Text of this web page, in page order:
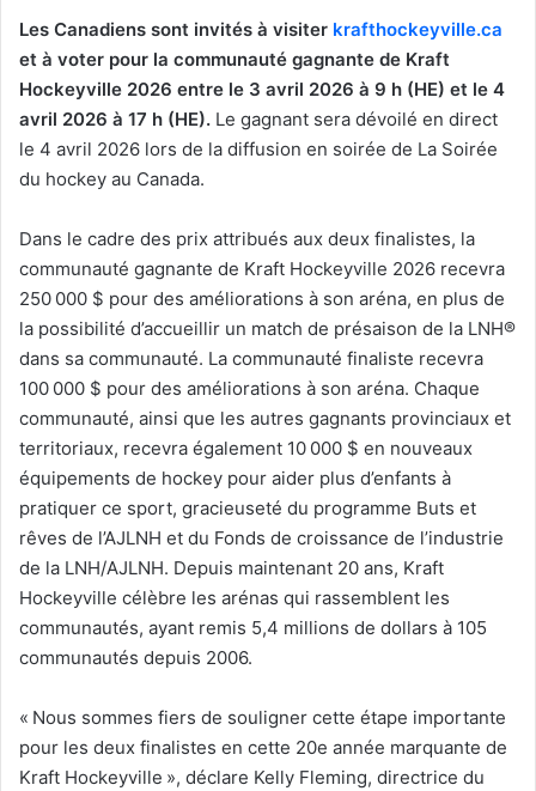
Les Canadiens sont invités à visiter krafthockeyville.ca
et à voter pour la communauté gagnante de Kraft
Hockeyville 2026 entre le 3 avril 2026 à 9 h (HE) et le 4
avril 2026 à 17 h (HE). Le gagnant sera dévoilé en direct
le 4 avril 2026 lors de la diffusion en soirée de La Soirée
du hockey au Canada.
Dans le cadre des prix attribués aux deux finalistes, la
communauté gagnante de Kraft Hockeyville 2026 recevra
250 000 $ pour des améliorations à son aréna, en plus de
la possibilité d’accueillir un match de présaison de la LNH®
dans sa communauté. La communauté finaliste recevra
100 000 $ pour des améliorations à son aréna. Chaque
communauté, ainsi que les autres gagnants provinciaux et
territoriaux, recevra également 10 000 $ en nouveaux
équipements de hockey pour aider plus d’enfants à
pratiquer ce sport, gracieuseté du programme Buts et
rêves de l’AJLNH et du Fonds de croissance de l’industrie
de la LNH/AJLNH. Depuis maintenant 20 ans, Kraft
Hockeyville célèbre les arénas qui rassemblent les
communautés, ayant remis 5,4 millions de dollars à 105
communautés depuis 2006.
« Nous sommes fiers de souligner cette étape importante
pour les deux finalistes en cette 20e année marquante de
Kraft Hockeyville », déclare Kelly Fleming, directrice du